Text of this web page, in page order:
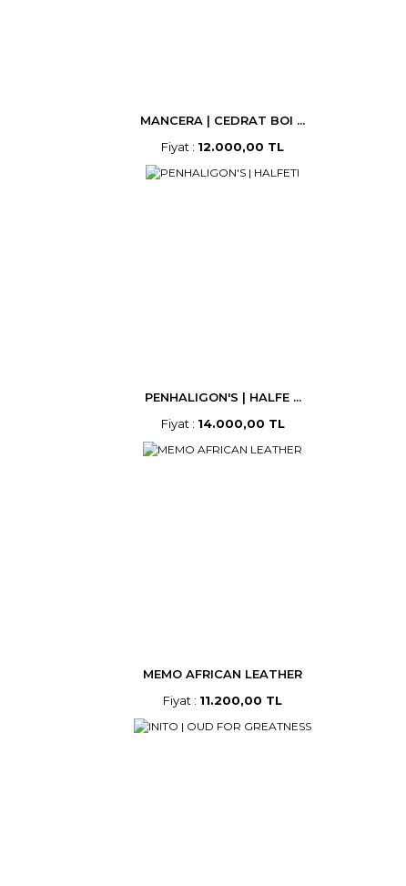
MANCERA | CEDRAT BOI ...
Fiyat : 12.000,00 TL
PENHALIGON'S | HALFE ...
Fiyat : 14.000,00 TL
MEMO AFRICAN LEATHER
Fiyat : 11.200,00 TL